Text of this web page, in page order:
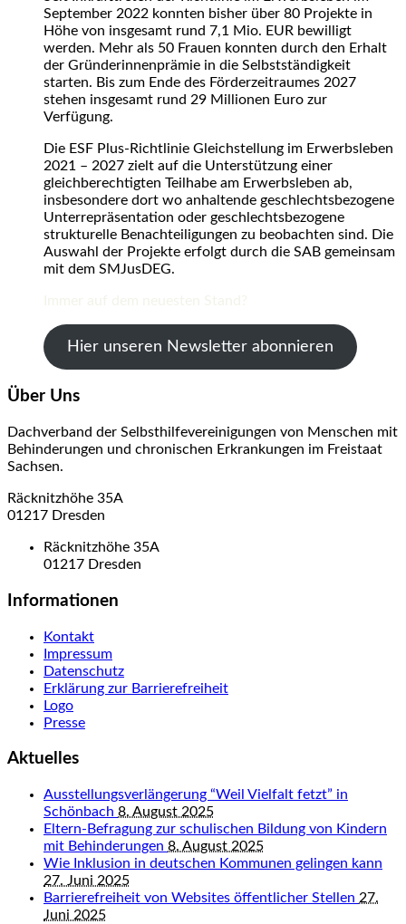
September 2022 konnten bisher über 80 Projekte in
Höhe von insgesamt rund 7,1 Mio. EUR bewilligt
werden. Mehr als 50 Frauen konnten durch den Erhalt
der Gründerinnenprämie in die Selbstständigkeit
starten. Bis zum Ende des Förderzeitraumes 2027
stehen insgesamt rund 29 Millionen Euro zur
Verfügung.
Die ESF Plus-Richtlinie Gleichstellung im Erwerbsleben
2021 – 2027 zielt auf die Unterstützung einer
gleichberechtigten Teilhabe am Erwerbsleben ab,
insbesondere dort wo anhaltende geschlechtsbezogene
Unterrepräsentation oder geschlechtsbezogene
strukturelle Benachteiligungen zu beobachten sind. Die
Auswahl der Projekte erfolgt durch die SAB gemeinsam
mit dem SMJusDEG.
Hier unseren Newsletter abonnieren
Über Uns
Dachverband der Selbsthilfevereinigungen von Menschen mit
Behinderungen und chronischen Erkrankungen im Freistaat
Sachsen.
Räcknitzhöhe 35A
01217 Dresden
Räcknitzhöhe 35A
01217 Dresden
Informationen
Kontakt
Impressum
Datenschutz
Erklärung zur Barrierefreiheit
Logo
Presse
Aktuelles
Ausstellungsverlängerung “Weil Vielfalt fetzt” in
Schönbach 8. August 2025
Eltern-Befragung zur schulischen Bildung von Kindern
mit Behinderungen 8. August 2025
Wie Inklusion in deutschen Kommunen gelingen kann
27. Juni 2025
Barrierefreiheit von Websites öffentlicher Stellen 27.
Juni 2025